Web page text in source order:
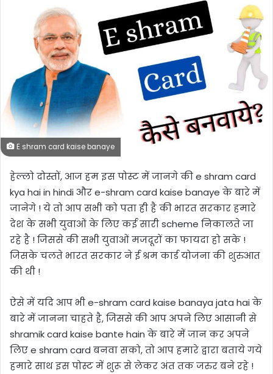
E shram card kaise banaye
हेल्लो दोस्तों, आज हम इस पोस्ट में जानगे की e shram card
kya hai in hindi और e-shram card kaise banaye के बारे में
जानेगे ! ये तो आप सभी को पता ही है की भारत सरकार हमारे
देश के सभी युवाओं के लिए कई सारी scheme निकालते जा
रहे है ! जिससे की सभी युवाओं मजदूरों का फायदा हो सके !
जिसके चलते भारत सरकार ने ई श्रम कार्ड योजना की शुरुआत
की थी !
ऐसे में यदि आप भी e-shram card kaise banaya jata hai के
बारे में जानना चाहते है, जिससे की आप अपने लिए आसानी से
shramik card kaise bante hain के बारे में जान कर अपने
लिए e shram card बनवा सको, तो आप हमारे द्वारा बताये गये
हमारे साथ इस पोस्ट में शुरू से लेकर अंत तक जरुर बने रहे !